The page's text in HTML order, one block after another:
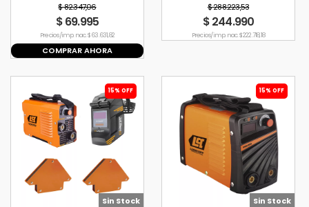
$ 82.347,06
$ 69.995
Precio s/imp. nac. $ 63.631,82
COMPRAR AHORA
$ 288.223,53
$ 244.990
Precio s/imp. nac. $ 222.718,18
15% OFF
Sin Stock
15% OFF
Sin Stock